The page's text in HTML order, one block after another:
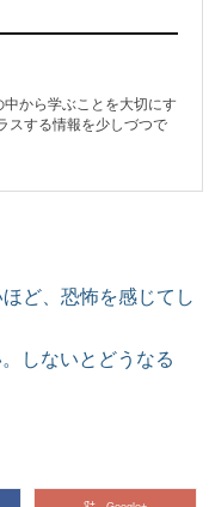
から学ぶことを大切にす
スする情報を少しづつで
ど、恐怖を感じてし
しないとどうなる